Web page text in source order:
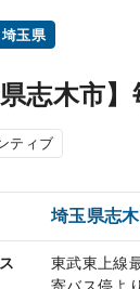
埼玉県
県志木市
ティブ
埼玉県志
東武東上線